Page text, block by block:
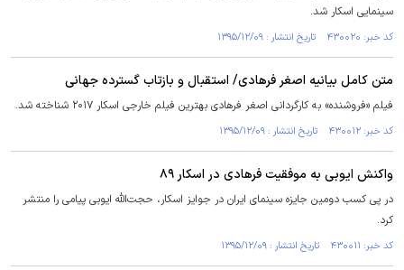
سینمایی اسکار شد.
کد خبر: ۴۳۰۰۲۰ تاریخ انتشار : ۱۳۹۵/۱۲/۰۹
متن کامل بیانیه اصغر فرهادی/ استقبال و بازتاب گسترده جهانی
فیلم «فروشنده» به کارگردانی اصغر فرهادی بهترین فیلم خارجی اسکار ۲۰۱۷ شناخته شد.
کد خبر: ۴۳۰۰۱۲ تاریخ انتشار : ۱۳۹۵/۱۲/۰۹
واکنش ایوبی به موفقیت فرهادی در اسکار ۸۹
در پی کسب دومین جایزه سینمای ایران در جوایز اسکار، حجت‌الله ایوبی پیامی را منتشر
کرد.
کد خبر: ۴۳۰۰۱۱ تاریخ انتشار : ۱۳۹۵/۱۲/۰۹